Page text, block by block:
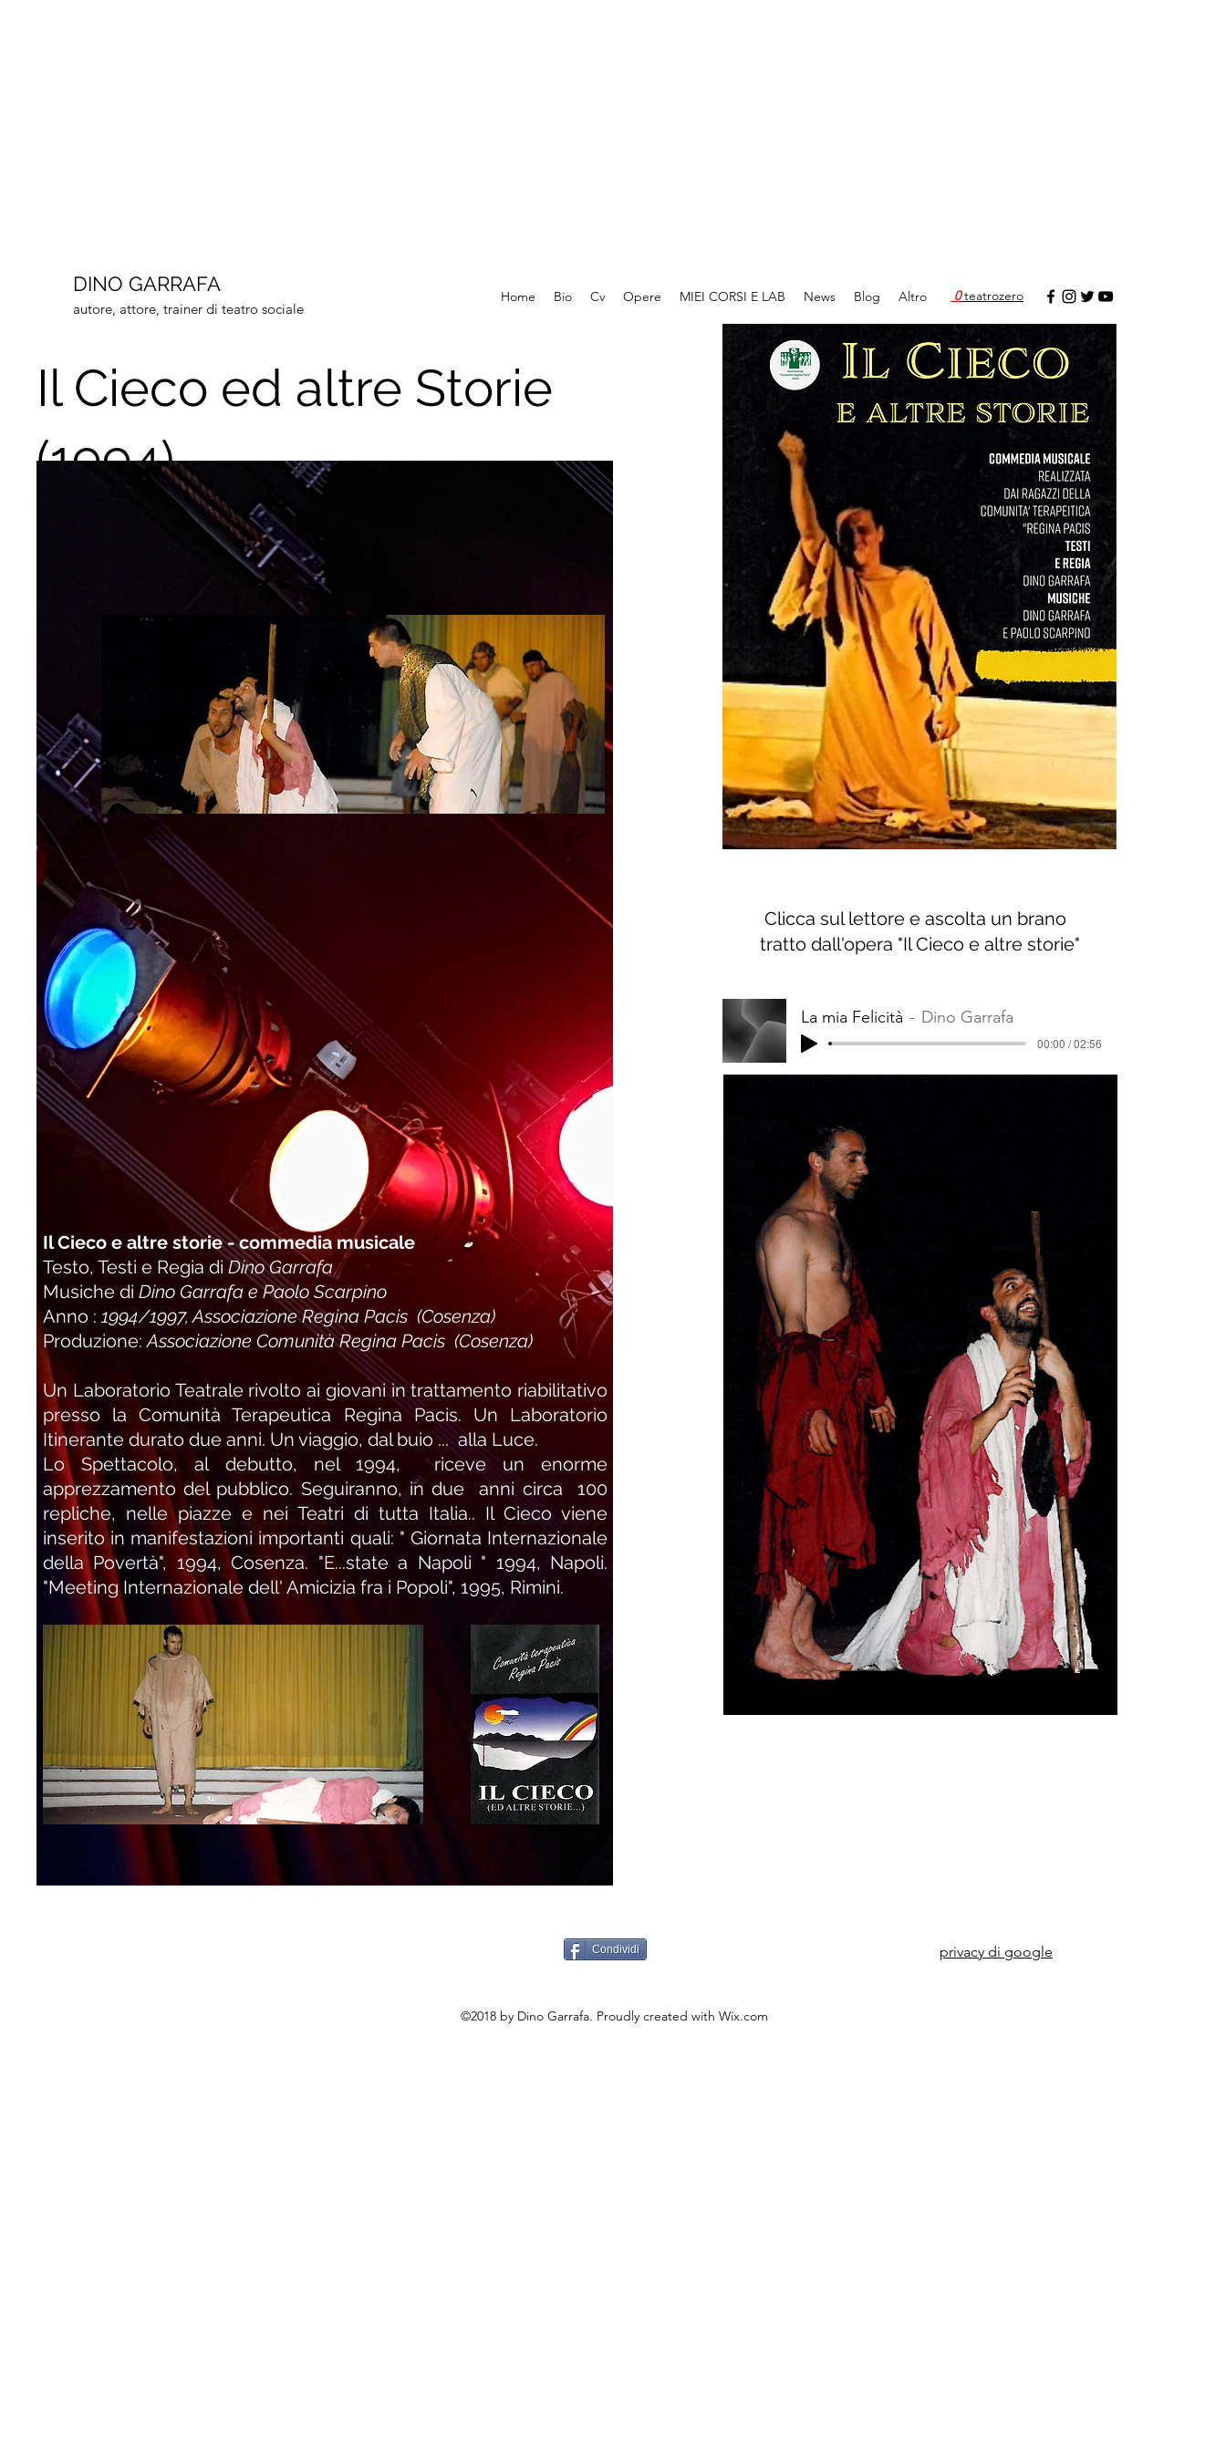
DINO GARRAFA
autore, attore, trainer di teatro sociale
Home Bio Cv Opere MIEI CORSI E LAB News Blog Altro 0teatrozero
Il Cieco ed altre Storie
(1994)
Il Cieco e altre storie - commedia musicale
Testo, Testi e Regia di Dino Garrafa
Musiche di Dino Garrafa e Paolo Scarpino
Anno : 1994/1997, Associazione Regina Pacis (Cosenza)
Produzione:Associazione Comunità Regina Pacis (Cosenza)
Un Laboratorio Teatrale rivolto ai giovani in trattamento riabilitativo
presso la Comunità Terapeutica Regina Pacis. Un Laboratorio
Itinerante durato due anni. Un viaggio, dal buio ... alla Luce.
Lo Spettacolo, al debutto, nel 1994, riceve un enorme
apprezzamento del pubblico. Seguiranno, in due anni circa 100
repliche, nelle piazze e nei Teatri di tutta Italia.. Il Cieco viene
inserito in manifestazioni importanti quali: " Giornata Internazionale
della Povertà", 1994, Cosenza. "E...state a Napoli " 1994, Napoli.
"Meeting Internazionale dell' Amicizia fra i Popoli", 1995, Rimini.
Clicca sul lettore e ascolta un brano
tratto dall'opera "Il Cieco e altre storie"
La mia Felicità Dino Garrafa
00:00 / 02:56
Condividi privacy di google
©2018 by Dino Garrafa. Proudly created with Wix.com